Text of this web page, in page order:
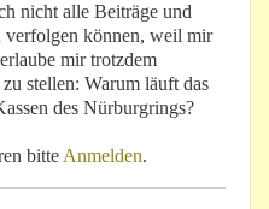
nicht alle Beiträge und
verfolgen können, weil mir
mir trotzdem
stellen: Warum läuft das
des Nürburgrings?
bitte Anmelden.